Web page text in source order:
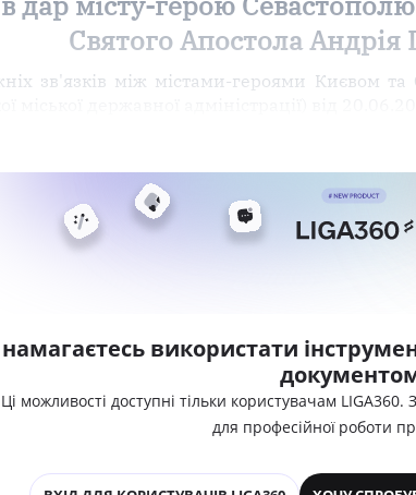
Святого Апостола Андрія
зв'язків між містами-героями Києвом
використати
Ці можливості доступні тільки користувачам
для професійної роботи